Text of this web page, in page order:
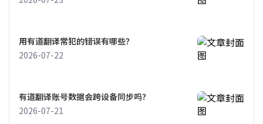
用有道翻译常犯的错误有哪些？
2026-07-22
有道翻译账号数据会跨设备同步吗？
2026-07-21